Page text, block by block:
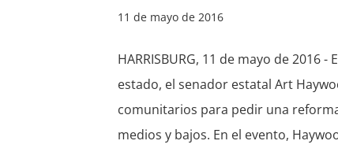
11 de mayo de 2016
HARRISBURG, 11 de mayo de
estado, el senador estatal Art
comunitarios para pedir una
medios y bajos. En el evento,